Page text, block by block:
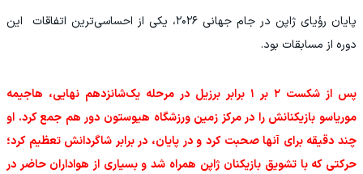
پایان رؤیای ژاپن در جام جهانی ۲۰۲۶، یکی از احساسی‌ترین اتفاقات این
دوره از مسابقات بود.
پس از شکست ۲ بر ۱ برابر برزیل در مرحله یک‌شانزدهم نهایی، هاجیمه
موریاسو بازیکنانش را در مرکز زمین ورزشگاه هیوستون دور هم جمع کرد. او
چند دقیقه برای آنها صحبت کرد و در پایان، در برابر شاگردانش تعظیم کرد؛
حرکتی که با تشویق بازیکنان ژاپن همراه شد و بسیاری از هواداران حاضر در